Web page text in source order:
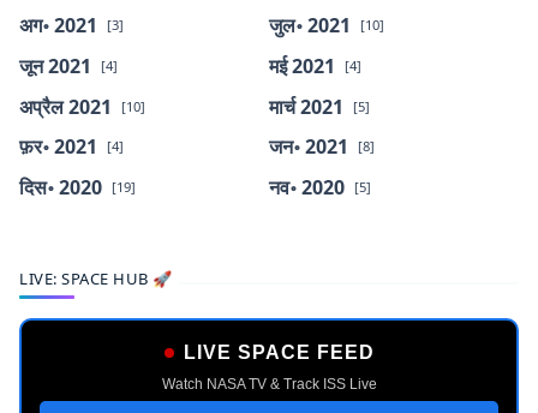
अग॰ 2021 [3] जुल॰ 2021 [10]
जून 2021 [4] मई 2021 [4]
अप्रैल 2021 [10] मार्च 2021 [5]
फ़र॰ 2021 [4] जन॰ 2021 [8]
दिस॰ 2020 [19] नव॰ 2020 [5]
LIVE: SPACE HUB 🚀
LIVE SPACE FEED
Watch NASA TV & Track ISS Live